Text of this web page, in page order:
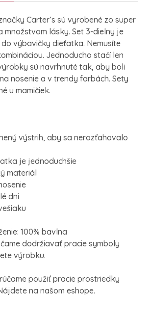
Carter’s sú vyrobené zo super
množstvom lásky. Set 3-dielny je
výbavičky dieťatka. Nemusíte
Jednoducho stačí len
sú navrhnuté tak, aby boli
nosenie a v trendy farbách. Sety
u mamičiek.
výstrih, aby sa nerozťahovalo
je jednoduchšie
materiál
dni
100% bavlna
dodržiavať pracie symboly
výrobku.
použiť pracie prostriedky
na našom eshope.